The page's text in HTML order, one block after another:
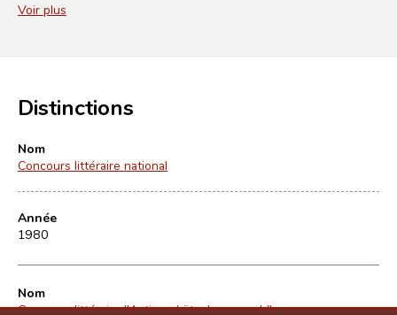
Voir plus
Distinctions
Nom
Concours littéraire national
Année
1980
Nom
Concours littéraire "Actioun Lëtzebuergesch"